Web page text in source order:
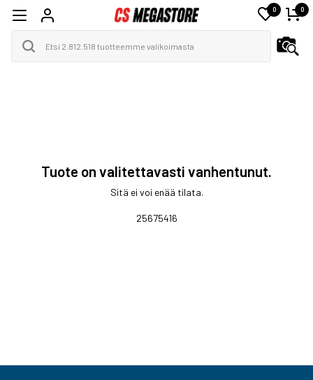
0 0
Tuote on valitettavasti vanhentunut.
Sitä ei voi enää tilata.
25675416